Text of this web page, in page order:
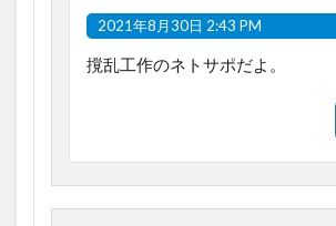
2021年8月30日 2:43 PM
撹乱工作のネトサポだよ。